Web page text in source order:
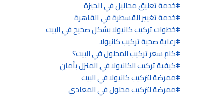
خدمة تعليق محاليل في الجيزة
خدمة تغيير القسطرة في القاهرة
خطوات تركيب كانيولا بشكل صحيح في البيت
رعاية صحية تركيب كانيولا
كام سعر تركيب المحلول في البيت؟
كيفية تركيب الكانيولا في المنزل بأمان
ممرضة لتركيب كانيولا في البيت
ممرضة لتركيب محلول في المعادي